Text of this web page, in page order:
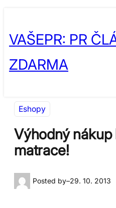
obsah
content
VAŠEPR: PR
ZDARMA
Eshopy
Výhodný nákup
matrace!
Posted by–29. 10. 2013